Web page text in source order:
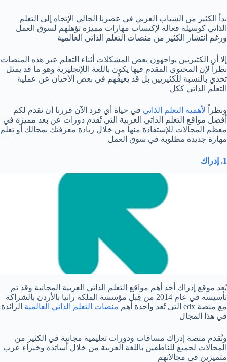
بدأ الكثير من الشباب العربي في عصرنا الحالي الإتجاه إلى التعلم
الذاتي كوسيلة فعالة لإكتساب مهارات مميزة تؤهلهم لسوق العمل
ورغم انتشار الكثير من منصات التعلم الذاتي العالمية
إلا أن الكثيريين يواجهون بعض المشكلات أثناء التعلم عبر هذه المنصات
نظراً لإن المحتوى المقدم فيها يكون باللغة اللإنجليزية وهو ما قد يمثل
تحدي بالنسبة للكثيريين بل قد يعيقُهم في بعض الأحيان عن عملية
التعلم الذاتي ككل
ونظراً لأهمية التعلم الذاتي في حياة أي فرد الآن قررنا أن نقدم لكم
أفضل مواقع التعلم الذاتي العربية التي تُقدم دورات عن بعد مميزة في
معظم المجالات للإستفادة منها من خلال زيادة معرفتك بمجالك أو تعلم
مهارة جديدة مطلوبة في سوق العمل
1. إدراك
يُعد موقع إدراك أحد أهم مواقع التعلم الذاتي العربية المجانية وقد تم
تأسيسه في عام 2014 من قِبل مؤسسة الملكة رانيا بالأردن بالشراكة
مع منصة edx التي تُعد واحدة أهم
منصات التعلم الذاتي العالمية الرائدة
في هذا المجال
وتُقدم منصة إدراك مساقات ودورات تعليمية مجانية في الكثير من
المجالات لجميع للناطقين باللغة العربية من خلال أساتذة وخبراء عرب
متميزين في مجالاتهم